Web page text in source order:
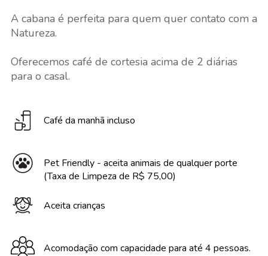
A cabana é perfeita para quem quer contato com a
Natureza.
Oferecemos café de cortesia acima de 2 diárias
para o casal.
Café da manhã incluso
Pet Friendly - aceita animais de qualquer porte
(Taxa de Limpeza de R$ 75,00)
Aceita crianças
Acomodação com capacidade para até 4 pessoas.